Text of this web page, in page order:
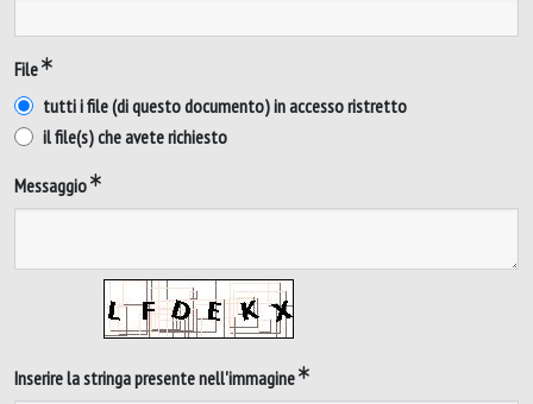
File
tutti i file (di questo documento) in accesso ristretto
il file(s) che avete richiesto
Messaggio
Inserire la stringa presente nell'immagine